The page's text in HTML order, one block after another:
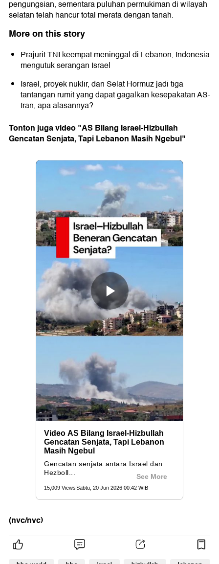
pengungsian, sementara puluhan permukiman di wilayah
selatan telah hancur total merata dengan tanah.
More on this story
Prajurit TNI keempat meninggal di Lebanon, Indonesia
mengutuk serangan Israel
Israel, proyek nuklir, dan Selat Hormuz jadi tiga
tantangan rumit yang dapat gagalkan kesepakatan AS-
Iran, apa alasannya?
Tonton juga video "AS Bilang Israel-Hizbullah
Gencatan Senjata, Tapi Lebanon Masih Ngebul"
(nvc/nvc)